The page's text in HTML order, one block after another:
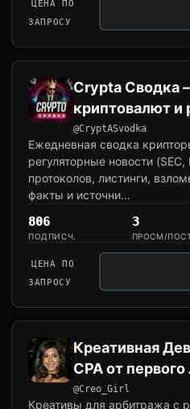
ЦЕНА ПО
ЗАПРОСУ
Crypta Сводка
криптовалют и
@CryptASvodka
Ежедневная сводка
регуляторные новости (SEC,
протоколов, листинги,
факты и источни...
806
ПОДПИСЧ.
3
ПРОСМ/
ЦЕНА ПО
ЗАПРОСУ
Креативная
CPA от
@Creo_Girl
Креативы для арбитража с